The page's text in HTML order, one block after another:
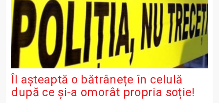
Îl așteaptă o bătrânețe în celulă
după ce și-a omorât propria soție!